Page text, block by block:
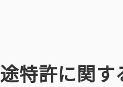
特許に関